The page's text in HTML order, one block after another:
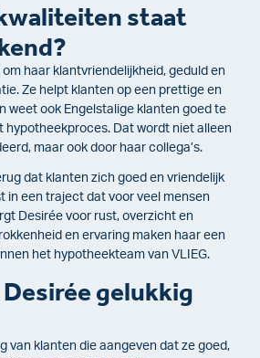
staat
haar klantvriendelijkheid, geduld en
Ze helpt klanten op een prettige en
weet ook Engelstalige klanten goed te
hypotheekproces. Dat wordt niet alleen
maar ook door haar collega’s.
dat klanten zich goed en vriendelijk
in een traject dat voor veel mensen
Desirée voor rust, overzicht en
en ervaring maken haar een
het hypotheekteam van VLIEG.
gelukkig
van klanten die aangeven dat ze goed,